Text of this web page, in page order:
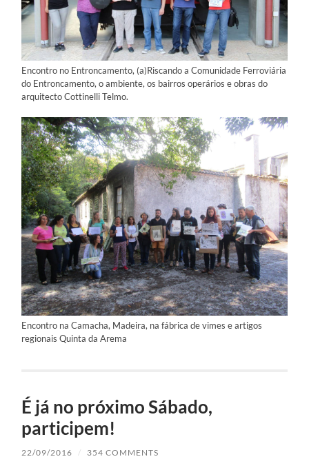
Encontro no Entroncamento, (a)Riscando a Comunidade Ferroviária
do Entroncamento, o ambiente, os bairros operários e obras do
arquitecto Cottinelli Telmo.
Encontro na Camacha, Madeira, na fábrica de vimes e artigos
regionais Quinta da Arema
É já no próximo Sábado,
participem!
22/09/2016 / 354 COMMENTS